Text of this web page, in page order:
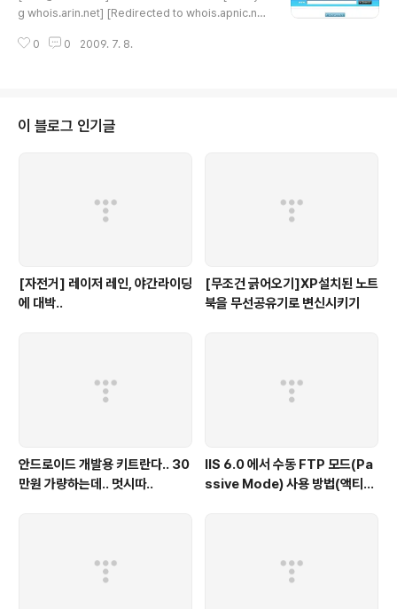
합니다. 해당 이슈는 3.6 nightly 버전에서는 이미..
g whois.arin.net] [Redirected to whois.apnic.ne
ois.krnic.net] [Querying whois.krnic.net] [whois.
0 0 2009. 7. 8.
이 블로그 인기글
[자전거] 레이저 레인, 야간라이딩
에 대박..
[무조건 긁어오기]XP설치된 노트
북을 무선공유기로 변신시키기
안드로이드 개발용 키트란다.. 30
만원 가량하는데.. 멋시따..
IIS 6.0 에서 수동 FTP 모드(Pa
ssive Mode) 사용 방법(액티브